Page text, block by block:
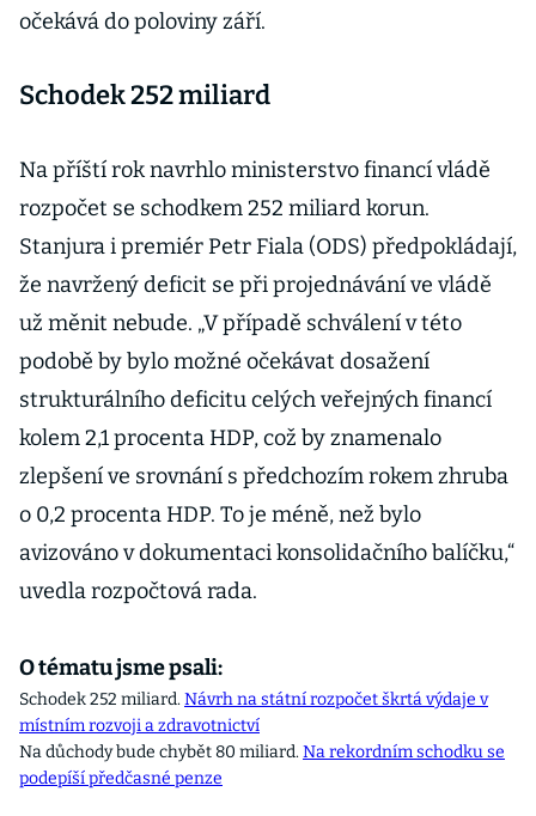
očekává do poloviny září.
Schodek 252 miliard
Na příští rok navrhlo ministerstvo financí vládě
rozpočet se schodkem 252 miliard korun.
Stanjura i premiér Petr Fiala (ODS) předpokládají,
že navržený deficit se při projednávání ve vládě
už měnit nebude. „V případě schválení v této
podobě by bylo možné očekávat dosažení
strukturálního deficitu celých veřejných financí
kolem 2,1 procenta HDP, což by znamenalo
zlepšení ve srovnání s předchozím rokem zhruba
o 0,2 procenta HDP. To je méně, než bylo
avizováno v dokumentaci konsolidačního balíčku,“
uvedla rozpočtová rada.
O tématu jsme psali:
Schodek 252 miliard.Návrh na státní rozpočet škrtá výdaje v
místním rozvoji a zdravotnictví
Na důchody bude chybět 80 miliard.Na rekordním schodku se
podepíší předčasné penze